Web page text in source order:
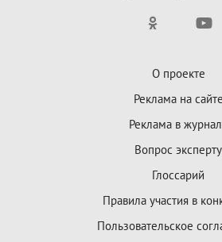
О проекте
Реклама на сайте
Реклама в
Вопрос эксперту
Глоссарий
Правила участия в
Пользовательское